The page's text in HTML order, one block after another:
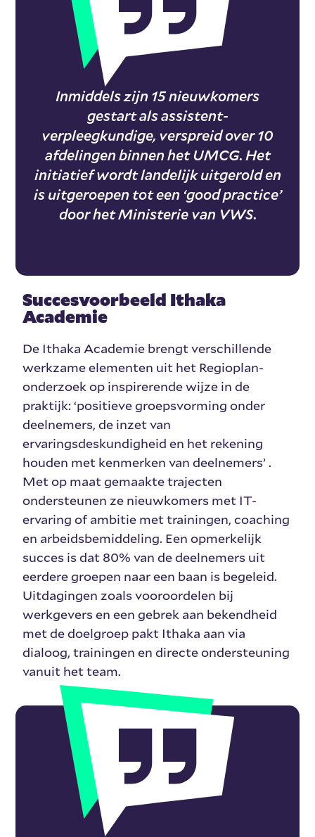
Inmiddels zijn 15 nieuwkomers
gestart als assistent-
verpleegkundige, verspreid over 10
afdelingen binnen het UMCG. Het
initiatief wordt landelijk uitgerold en
is uitgeroepen tot een ‘good practice’
door het Ministerie van VWS.
Succesvoorbeeld Ithaka
Academie
De Ithaka Academie brengt verschillende
werkzame elementen uit het Regioplan-
onderzoek op inspirerende wijze in de
praktijk: ‘positieve groepsvorming onder
deelnemers, de inzet van
ervaringsdeskundigheid en het rekening
houden met kenmerken van deelnemers’ .
Met op maat gemaakte trajecten
ondersteunen ze nieuwkomers met IT-
ervaring of ambitie met trainingen, coaching
en arbeidsbemiddeling. Een opmerkelijk
succes is dat 80% van de deelnemers uit
eerdere groepen naar een baan is begeleid.
Uitdagingen zoals vooroordelen bij
werkgevers en een gebrek aan bekendheid
met de doelgroep pakt Ithaka aan via
dialoog, trainingen en directe ondersteuning
vanuit het team.